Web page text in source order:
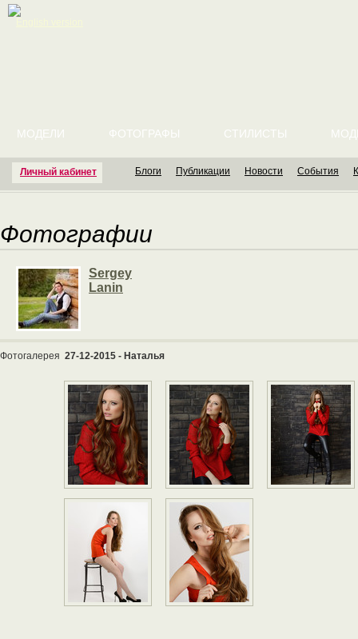
Личный кабинет
МОДЕЛИ ФОТОГРАФЫ СТИЛИСТЫ
Блоги Публикации Новости События
Фотографии
Sergey
Lanin
Фотогалерея 27-12-2015 - Наталья